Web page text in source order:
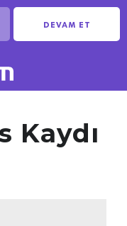
DEVAM ET
Kaydı